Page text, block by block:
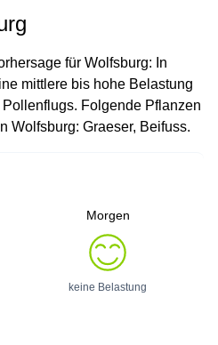
für Wolfsburg: In
mittlere bis hohe Belastung
Folgende Pflanzen
Wolfsburg: Graeser, Beifuss.
Morgen
keine Belastung